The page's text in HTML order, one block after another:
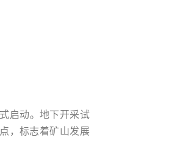
启动。地下开采试
，标志着矿山发展